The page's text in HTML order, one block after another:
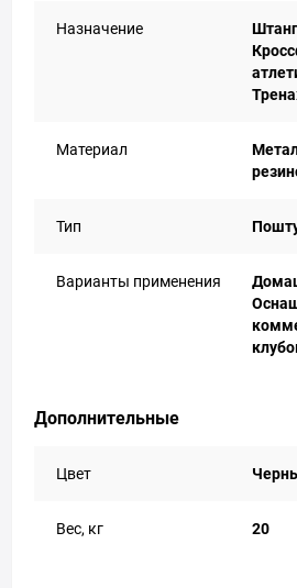
Назначение
Материал
Тип
Варианты применения
Дополнительные
Цвет
Вес, кг 20